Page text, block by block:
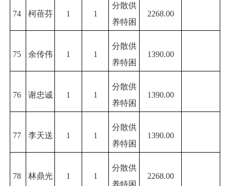
74 柯蓓芬 1 1
分散供
养特困
2268.00
75 余传伟 1 1
分散供
养特困
1390.00
76 谢忠诚 1 1
分散供
养特困
1390.00
77 李天送 1 1
分散供
养特困
1390.00
78 林鼎光 1 1
分散供
2268.00